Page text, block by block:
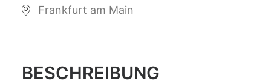
Frankfurt am Main
BESCHREIBUNG